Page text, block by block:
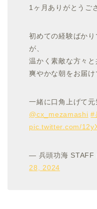
1ヶ月ありがとうご
初めての経験ばか
が、
温かく素敵な方々と
爽やかな朝をお届
一緒に口角上げて
@cx_mezamashi #
pic.twitter.com/
— 兵頭功海 STAFF
28, 2024